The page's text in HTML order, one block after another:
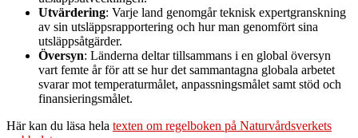
Utvärdering: Varje land genomgår teknisk expertgranskning
av sin utsläppsrapportering och hur man genomfört sina
utsläppsåtgärder.
Översyn: Länderna deltar tillsammans i en global översyn
vart femte år för att se hur det sammantagna globala arbetet
svarar mot temperaturmålet, anpassningsmålet samt stöd och
finansieringsmålet.
Här kan du läsa hela texten om regelboken på Naturvårdsverkets